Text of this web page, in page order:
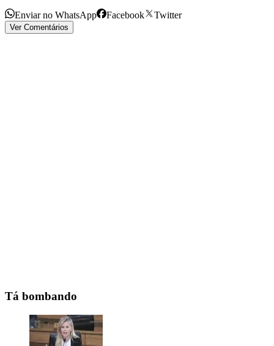
Enviar no WhatsApp Facebook Twitter
Ver Comentários
Tá bombando